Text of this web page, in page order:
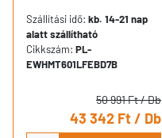
Szállítási idő: kb. 14-21 nap
alatt szállítható
Cikkszám: PL-
EWHMT601LFEBD7B
50 991 Ft/ Db
43 342 Ft/ Db